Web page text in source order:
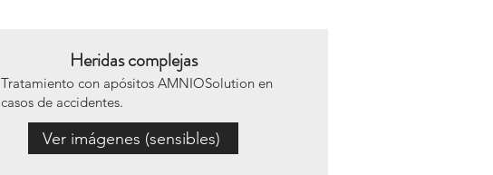
Heridas complejas
Tratamiento con apósitos AMNIOSolution en
casos de accidentes.
Ver imágenes (sensibles)